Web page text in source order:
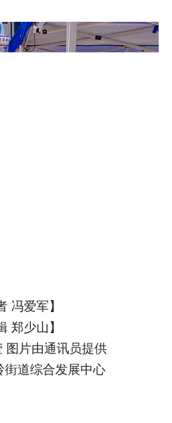
冯爱军】
郑少山】
图片由通讯员提供
街道综合发展中心